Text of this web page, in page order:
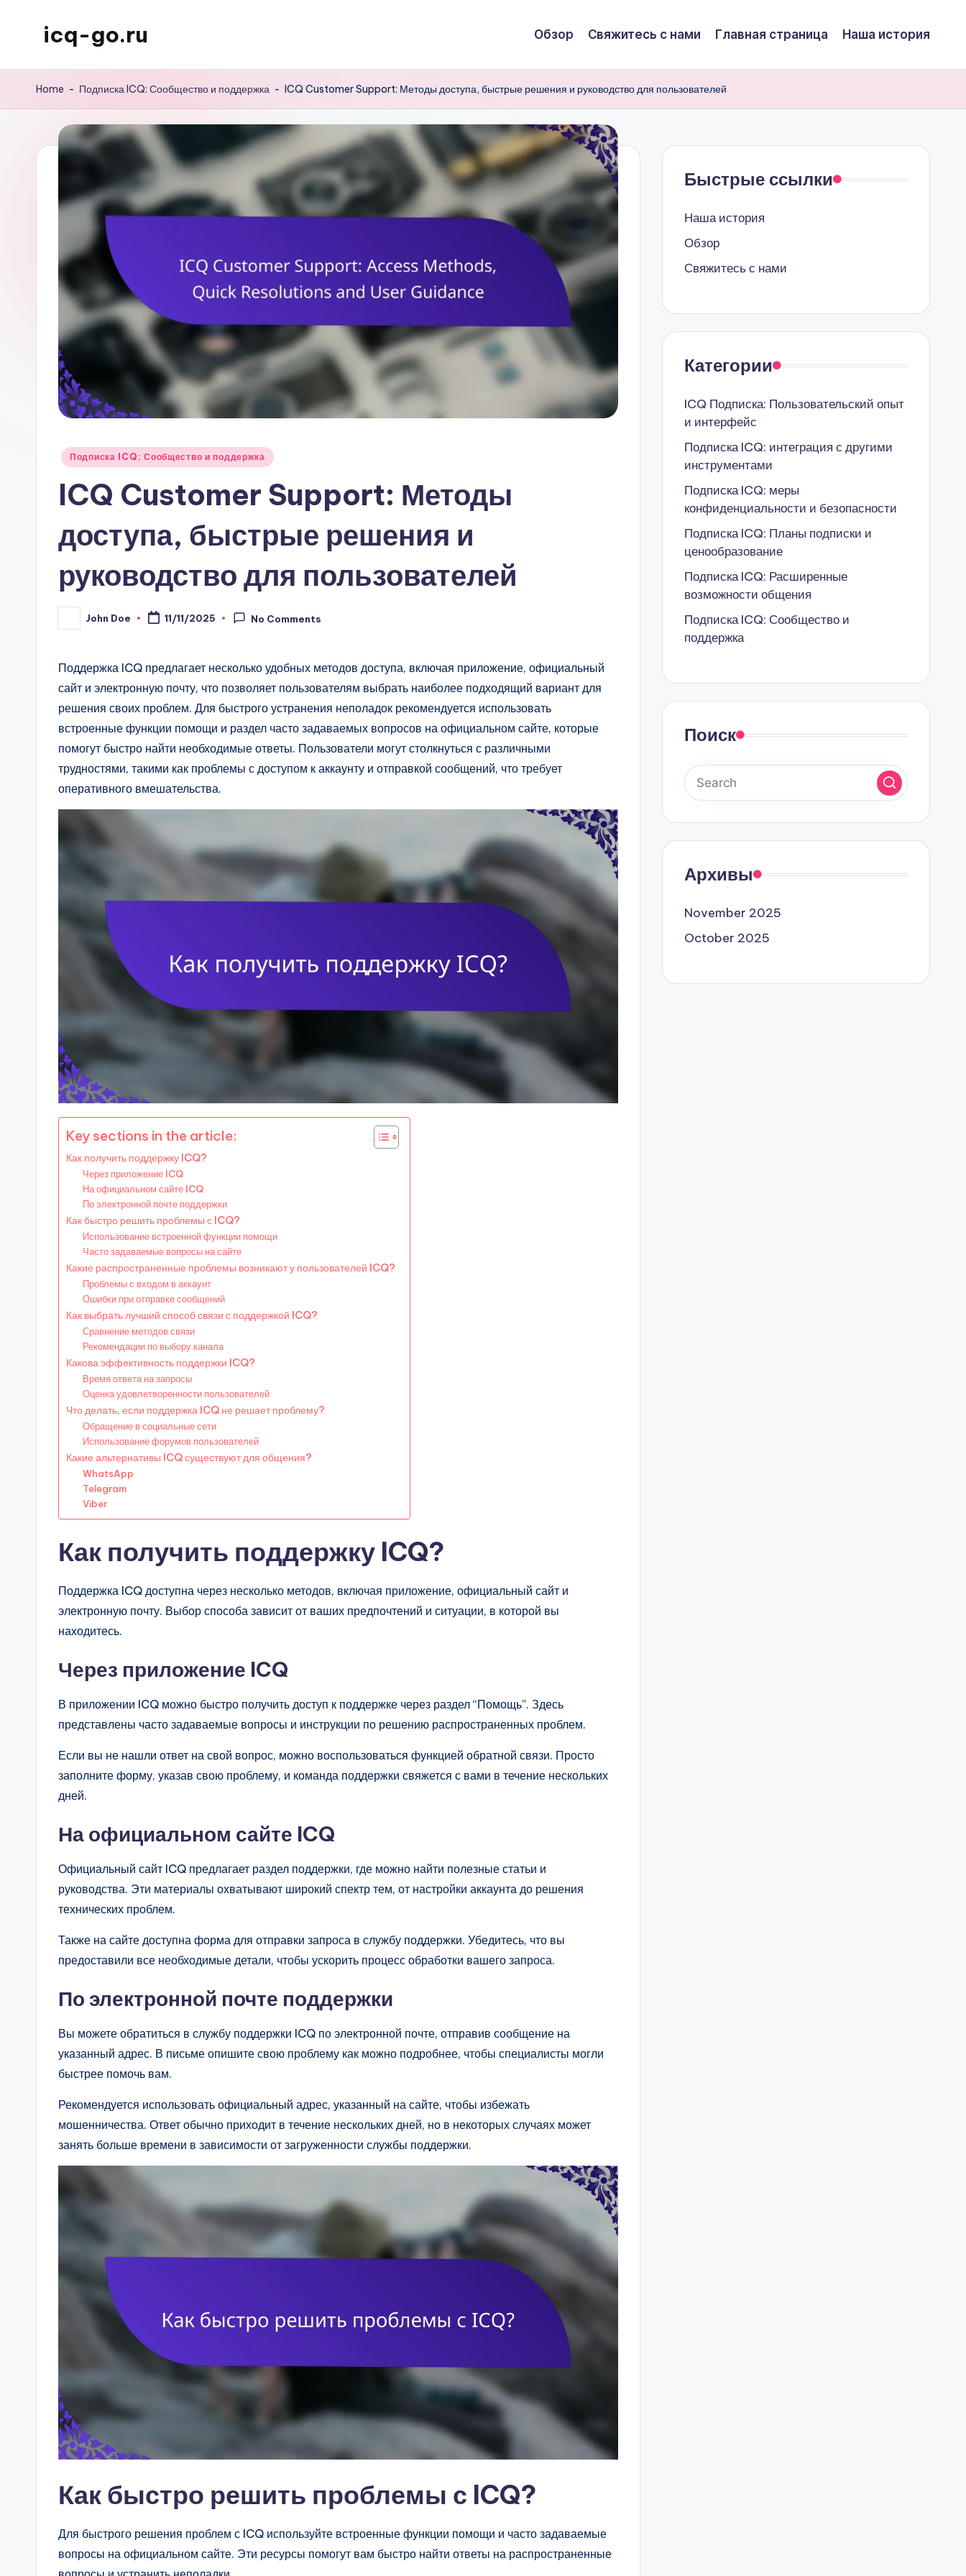
icq-go.ru Обзор Свяжитесь с нами Главная страница Наша история
Home - Подписка ICQ: Сообщество и поддержка - ICQ Customer Support: Методы доступа, быстрые решения и руководство для пользователей
Posted
Подписка ICQ: Сообщество и поддержка
ICQ Customer Support: Методы
доступа, быстрые решения и
руководство для пользователей
Posted
by
John Doe 11/11/2025 No Comments
Поддержка ICQ предлагает несколько удобных методов доступа, включая приложение, официальный
сайт и электронную почту, что позволяет пользователям выбрать наиболее подходящий вариант для
решения своих проблем. Для быстрого устранения неполадок рекомендуется использовать
встроенные функции помощи и раздел часто задаваемых вопросов на официальном сайте, которые
помогут быстро найти необходимые ответы. Пользователи могут столкнуться с различными
трудностями, такими как проблемы с доступом к аккаунту и отправкой сообщений, что требует
оперативного вмешательства.
Key sections in the article:
Как получить поддержку ICQ?
Через приложение ICQ
На официальном сайте ICQ
По электронной почте поддержки
Как быстро решить проблемы с ICQ?
Использование встроенной функции помощи
Часто задаваемые вопросы на сайте
Какие распространенные проблемы возникают у пользователей ICQ?
Проблемы с входом в аккаунт
Ошибки при отправке сообщений
Как выбрать лучший способ связи с поддержкой ICQ?
Сравнение методов связи
Рекомендации по выбору канала
Какова эффективность поддержки ICQ?
Время ответа на запросы
Оценка удовлетворенности пользователей
Что делать, если поддержка ICQ не решает проблему?
Обращение в социальные сети
Использование форумов пользователей
Какие альтернативы ICQ существуют для общения?
WhatsApp
Telegram
Viber
Как получить поддержку ICQ?
Поддержка ICQ доступна через несколько методов, включая приложение, официальный сайт и
электронную почту. Выбор способа зависит от ваших предпочтений и ситуации, в которой вы
находитесь.
Через приложение ICQ
В приложении ICQ можно быстро получить доступ к поддержке через раздел “Помощь”. Здесь
представлены часто задаваемые вопросы и инструкции по решению распространенных проблем.
Если вы не нашли ответ на свой вопрос, можно воспользоваться функцией обратной связи. Просто
заполните форму, указав свою проблему, и команда поддержки свяжется с вами в течение нескольких
дней.
На официальном сайте ICQ
Официальный сайт ICQ предлагает раздел поддержки, где можно найти полезные статьи и
руководства. Эти материалы охватывают широкий спектр тем, от настройки аккаунта до решения
технических проблем.
Также на сайте доступна форма для отправки запроса в службу поддержки. Убедитесь, что вы
предоставили все необходимые детали, чтобы ускорить процесс обработки вашего запроса.
По электронной почте поддержки
Вы можете обратиться в службу поддержки ICQ по электронной почте, отправив сообщение на
указанный адрес. В письме опишите свою проблему как можно подробнее, чтобы специалисты могли
быстрее помочь вам.
Рекомендуется использовать официальный адрес, указанный на сайте, чтобы избежать
мошенничества. Ответ обычно приходит в течение нескольких дней, но в некоторых случаях может
занять больше времени в зависимости от загруженности службы поддержки.
Как быстро решить проблемы с ICQ?
Для быстрого решения проблем с ICQ используйте встроенные функции помощи и часто задаваемые
вопросы на официальном сайте. Эти ресурсы помогут вам быстро найти ответы на распространенные
Быстрые ссылки
Наша история
Обзор
Свяжитесь с нами
Категории
ICQ Подписка: Пользовательский опыт
и интерфейс
Подписка ICQ: интеграция с другими
инструментами
Подписка ICQ: меры
конфиденциальности и безопасности
Подписка ICQ: Планы подписки и
ценообразование
Подписка ICQ: Расширенные
возможности общения
Подписка ICQ: Сообщество и
поддержка
Поиск
Архивы
November 2025
October 2025